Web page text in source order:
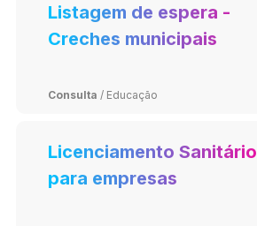
Listagem de espera -
Creches municipais
Consulta / Educação
Licenciamento Sanitário
para empresas